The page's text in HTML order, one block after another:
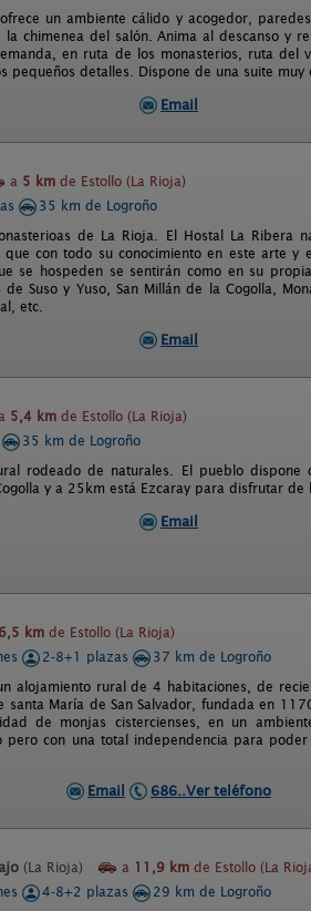
un ambiente cálido y acogedor,
chimenea del salón. Anima al descanso y
en ruta de los monasterios, ruta del
pequeños detalles. Dispone de una suite muy
Email
a 5 km de Estollo (La Rioja)
35 km de Logroño
de La Rioja. El Hostal La Ribera
con todo su conocimiento en este arte y
se hospeden se sentirán como en su
Suso y Yuso, San Millán de la Cogolla,
etc.
Email
5,4 km de Estollo (La Rioja)
35 km de Logroño
rodeado de naturales. El pueblo dispone
y a 25km está Ezcaray para disfrutar de
Email
6,5 km de Estollo (La Rioja)
2-8+1 plazas
37 km de Logroño
alojamiento rural de 4 habitaciones, de
María de San Salvador, fundada en
de monjas cistercienses, en un
pero con una total independencia para
Email
686..Ver teléfono
(La Rioja) a 11,9 km de Estollo (La
4-8+2 plazas
29 km de Logroño